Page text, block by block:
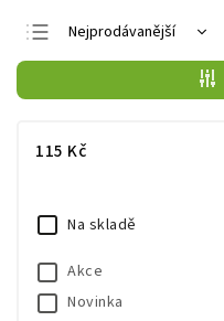
Nejprodávanější
Nejlevnější
Nejdražší
Abecedně
115 Kč
Na skladě
Akce
Novinka